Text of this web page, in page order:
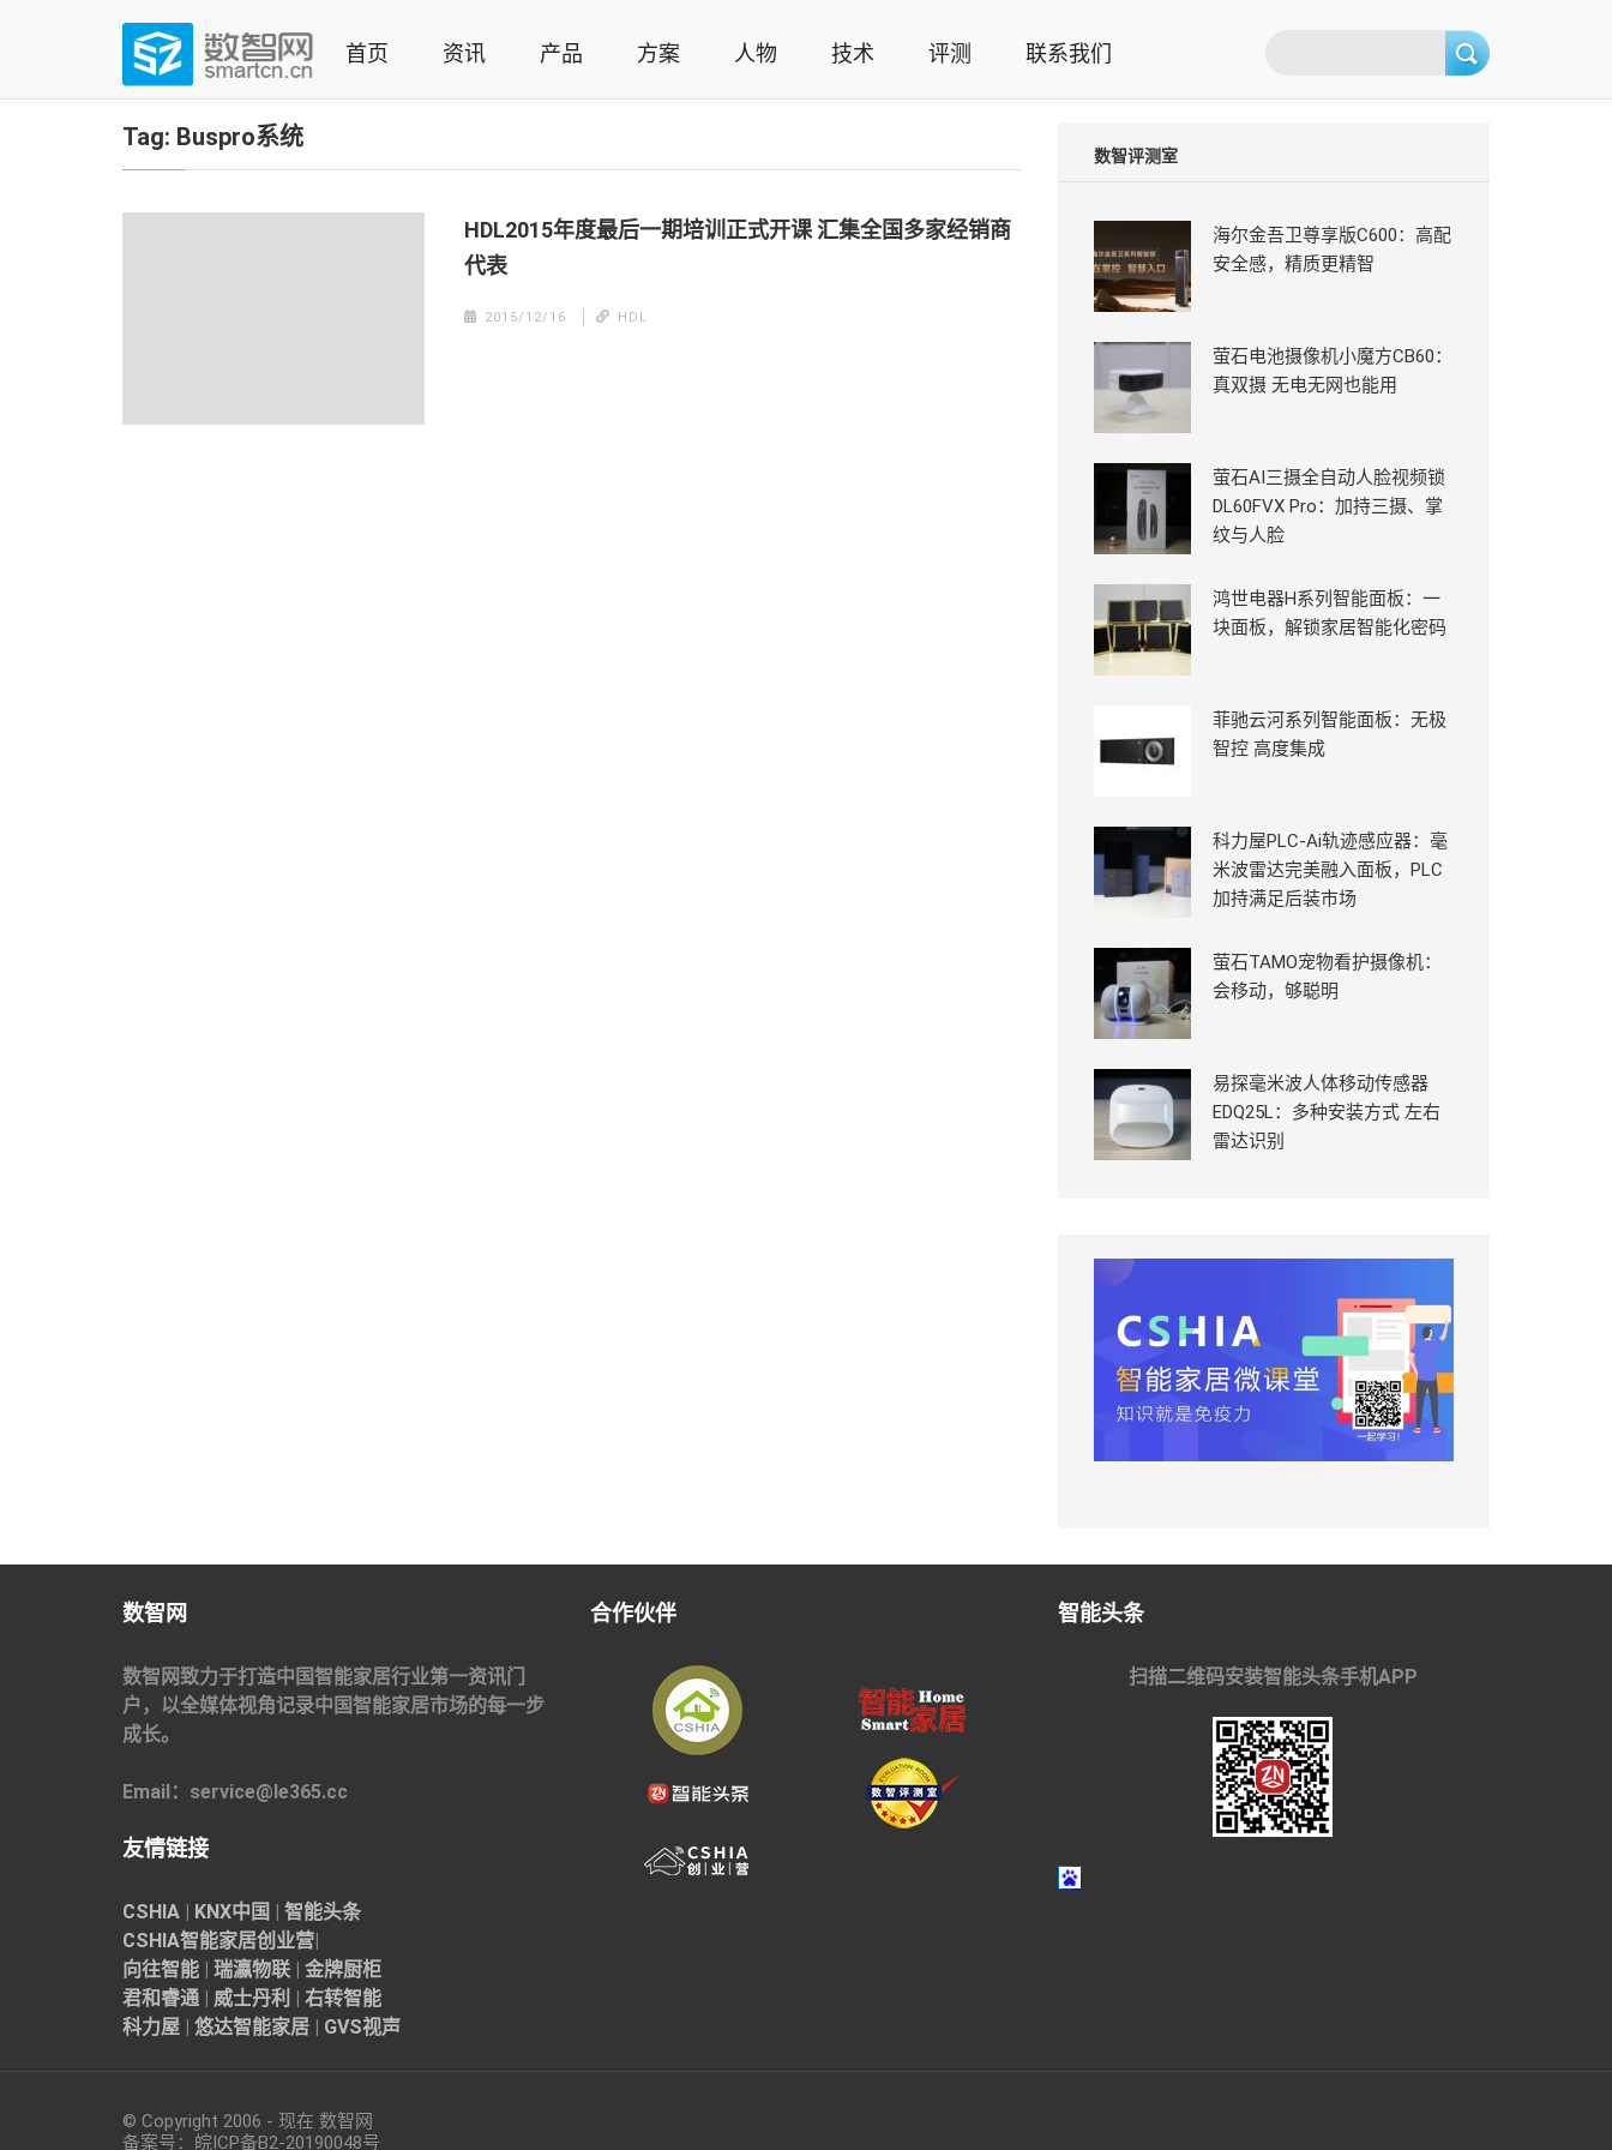
(Press
数智网
智能家居第一资讯门户 | 智能家居系统，智能家居产品，智能家居解决方案，智能家居技术应用，智能家居行业观点，智能家居项目案例
首页 资讯 产品 方案 人物 技术 评测 联系我们
Tag: Buspro系统
HDL2015年度最后一期培训正式开课 汇集全国多家经销商
代表
2015/12/16 HDL
数智评测室
海尔金吾卫尊享版C600：高配
安全感，精质更精智
萤石电池摄像机小魔方CB60：
真双摄 无电无网也能用
萤石AI三摄全自动人脸视频锁
DL60FVX Pro：加持三摄、掌
纹与人脸
鸿世电器H系列智能面板：一
块面板，解锁家居智能化密码
菲驰云河系列智能面板：无极
智控 高度集成
科力屋PLC-Ai轨迹感应器：毫
米波雷达完美融入面板，PLC
加持满足后装市场
萤石TAMO宠物看护摄像机：
会移动，够聪明
易探毫米波人体移动传感器
EDQ25L：多种安装方式 左右
雷达识别
数智网
数智网致力于打造中国智能家居行业第一资讯门
户，以全媒体视角记录中国智能家居市场的每一步
成长。
Email：service@le365.cc
友情链接
CSHIA | KNX中国 | 智能头条
CSHIA智能家居创业营|
向往智能 | 瑞瀛物联 | 金牌厨柜
君和睿通 | 威士丹利 | 右转智能
科力屋 | 悠达智能家居 | GVS视声
合作伙伴 智能头条
扫描二维码安装智能头条手机APP
© Copyright 2006 - 现在 数智网
备案号： 皖ICP备B2-20190048号